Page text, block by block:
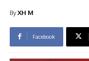
ByXH M
Facebook